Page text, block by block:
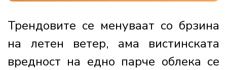
Трендовите се менуваат со брзина
на летен ветер, ама вистинската
вредност на едно парче облека се